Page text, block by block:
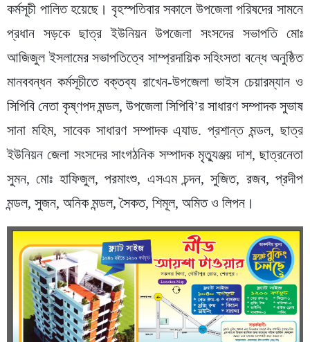
কর্মসূচী পালিত হয়েছে। বৃহস্পতিবার সকালে উপজেলা পরিষদের সামনে
প্রধান সড়কে ছাত্র ইউনিয়ন উপজেলা সংসদের সভাপতি মোঃ
আজিজুল ইসলামের সভাপতিত্বে সাম্প্রদায়িক সহিংসতা বন্ধে অনুষ্ঠিত
মানববন্ধন কর্মসূচীতে বক্তব্য রাখেন-উপজেলা ভাইস চেয়ারম্যান ও
সিপিবি নেতা কৃষ্ণপদ মন্ডল, উপজেলা সিপিবি’র সাধারণ সম্পাদক সুভাষ
সানা মহিম, সাবেক সাধারণ সম্পাদক এ্যাড. প্রশান্ত মন্ডল, ছাত্র
ইউনিয়ন জেলা সংসদের সাংগঠনিক সম্পাদক মৃত্যুঞ্জয় দাশ, ছাত্রনেতা
সুমন, মোঃ হাফিজুল, পরমাংশু, এসএম চন্দন, সুজিত, রজব, প্রদীপ
মন্ডল, সুজন, অনিক মন্ডল, সৈকত, শিমূল, অমিত ও লিপন।